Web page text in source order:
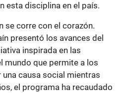
esta disciplina en el país.
se corre con el corazón.
presentó los avances del
inspirada en las
mundo que permite a los
causa social mientras
el programa ha recaudado